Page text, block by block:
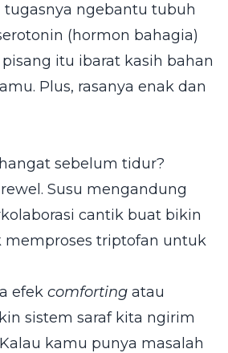
ngebantu tubuh
(hormon bahagia)
itu ibarat kasih bahan
Plus, rasanya enak dan
sebelum tidur?
Susu mengandung
cantik buat bikin
memproses triptofan untuk
efek comforting atau
sistem saraf kita ngirim
kamu punya masalah